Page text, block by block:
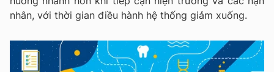
nhân, với thời gian điều hành hệ thống giảm xuống.